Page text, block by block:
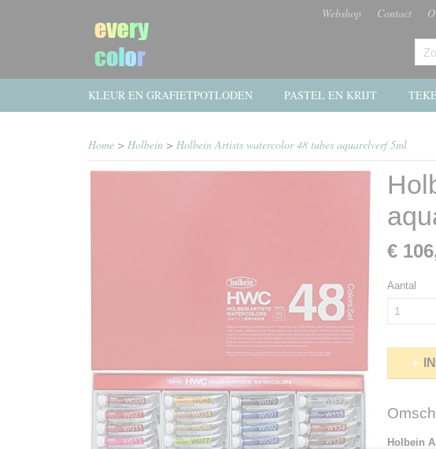
Webshop Contact
KLEUR EN GRAFIETPOTLODEN PASTEL EN KRIJT
Home > Holbein > Holbein Artists watercolor 48 tubes aquarelverf 5ml
€
Aantal
Holbein